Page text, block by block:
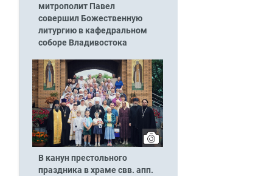
митрополит Павел
совершил Божественную
литургию в кафедральном
соборе Владивостока
В канун престольного
праздника в храме свв. апп.